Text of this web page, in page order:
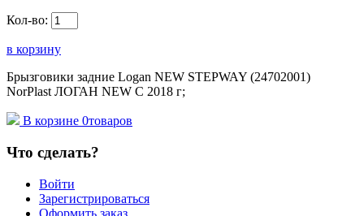
Кол-во:
в корзину
Брызговики задние Logan NEW STEPWAY (24702001)
NorPlast ЛОГАН NEW С 2018 г;
В корзине 0товаров
Что сделать?
Войти
Зарегистрироваться
Оформить заказ